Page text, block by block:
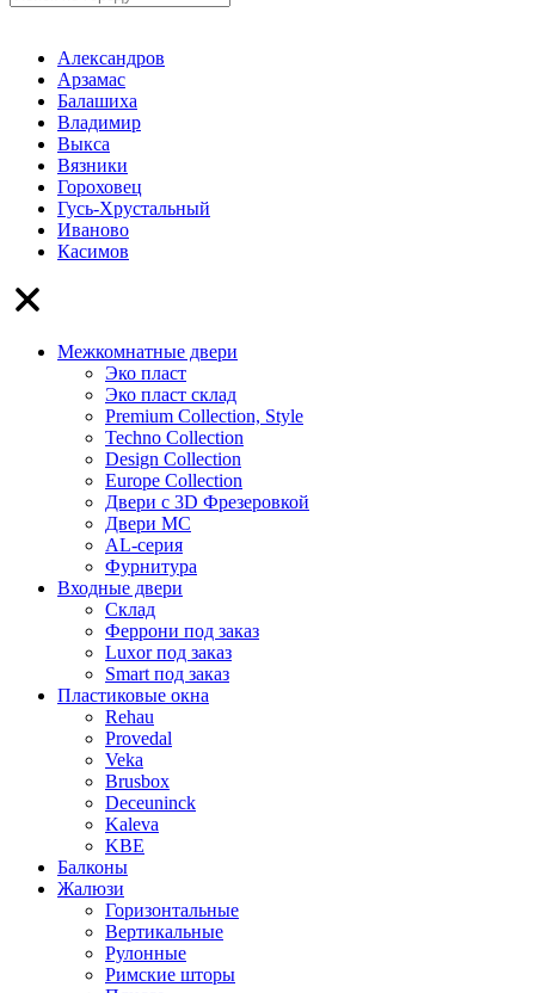
Александров
Арзамас
Балашиха
Владимир
Выкса
Вязники
Гороховец
Гусь-Хрустальный
Иваново
Касимов
Межкомнатные двери
Эко пласт
Эко пласт склад
Premium Collection, Style
Techno Collection
Design Collection
Europe Collection
Двери с 3D Фрезеровкой
Двери МС
AL-серия
Фурнитура
Входные двери
Склад
Феррони под заказ
Luxor под заказ
Smart под заказ
Пластиковые окна
Rehau
Provedal
Veka
Brusbox
Deceuninck
Kaleva
KBE
Балконы
Жалюзи
Горизонтальные
Вертикальные
Рулонные
Римские шторы